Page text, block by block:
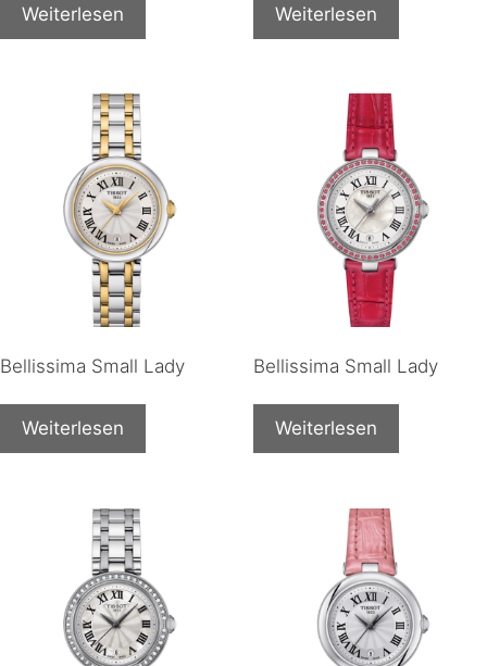
Weiterlesen Weiterlesen
Bellissima Small Lady
Weiterlesen
Bellissima Small Lady
Weiterlesen